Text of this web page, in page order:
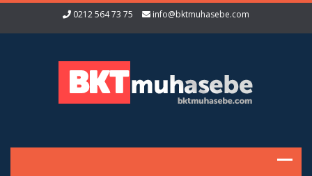
0212 564 73 75 info@bktmuhasebe.com